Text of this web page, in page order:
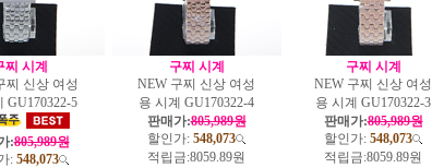
찌 시계
찌 신상 여성
GU170322-5
:805,989원
: 548,073
구찌 시계
NEW 구찌 신상 여성
용 시계 GU170322-4
판매가:805,989원
할인가: 548,073
적립금:8059.89원
구찌 시계
NEW 구찌 신상 여성
용 시계 GU170322-3
판매가:805,989원
할인가: 548,073
적립금:8059.89원